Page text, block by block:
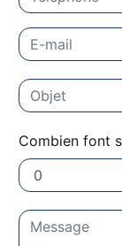
Combien font